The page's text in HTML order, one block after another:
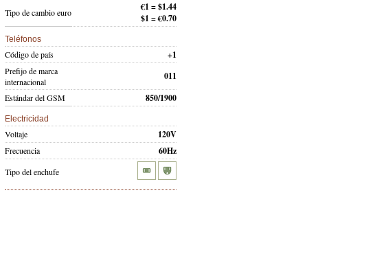
Tipo de cambio euro
€1 = $1.44
$1 = €0.70
Teléfonos
Código de país +1
Prefijo de marca
internacional
011
Estándar del GSM 850/1900
Electricidad
Voltaje 120V
Frecuencia 60Hz
Tipo del enchufe